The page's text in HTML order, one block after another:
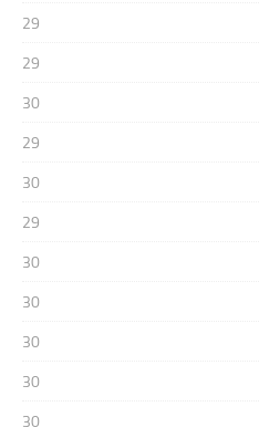
29
29
30
29
30
29
30
30
30
30
30